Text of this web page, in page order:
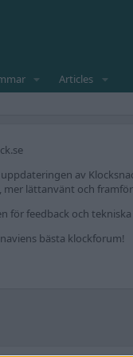
Articles
av
lättanvänt och
för feedback och
bästa klockforum!